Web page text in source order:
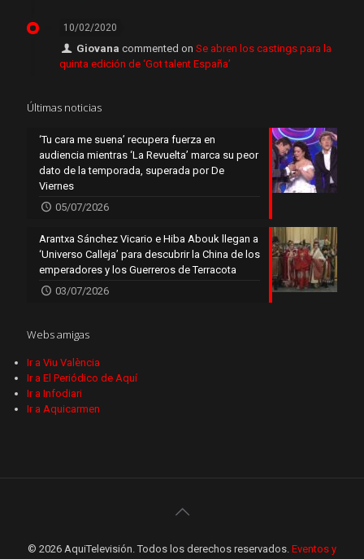
10/02/2020
Giovana commented onSe abren los castings para la
quinta edición de ‘Got talent España’
Últimas noticias
‘Tu cara me suena’ recupera fuerza en
audiencia mientras ‘La Revuelta’ marca su peor
dato de la temporada, superada por De
Viernes
05/07/2026
Arantxa Sánchez Vicario e Hiba Abouk llegan a
‘Universo Calleja’ para descubrir la China de los
emperadores y los Guerreros de Terracota
03/07/2026
Webs amigas
Ir a Viu València
Ir a El Periódico de Aquí
Ir a Infodiari
Ir a Aquicarmen
© 2026 AquiTelevisión. Todos los derechos reservados. Eventos y